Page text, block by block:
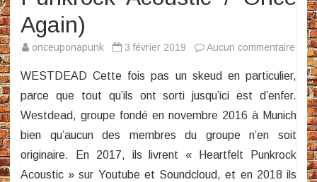
Again)
onceuponapunk 3 février 2019 Aucun commentaire sur
/
WESTDEAD Cette fois pas un skeud en particulier,
parce que tout qu’ils ont sorti jusqu’ici est d’enfer.
Westdead, groupe fondé en novembre 2016 à Munich
bien qu’aucun des membres du groupe n’en soit
originaire. En 2017, ils livrent « Heartfelt Punkrock
Acoustic » sur Youtube et Soundcloud, et en 2018 ils